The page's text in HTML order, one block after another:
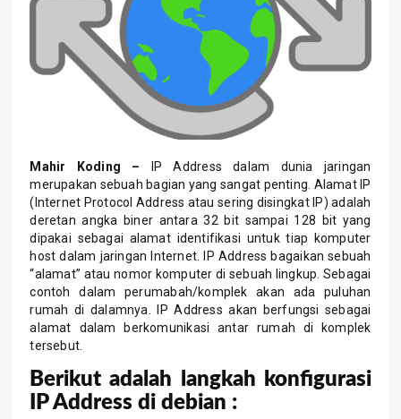
Mahir Koding – IP Address dalam dunia jaringan
merupakan sebuah bagian yang sangat penting. Alamat IP
(Internet Protocol Address atau sering disingkat IP) adalah
deretan angka biner antara 32 bit sampai 128 bit yang
dipakai sebagai alamat identifikasi untuk tiap komputer
host dalam jaringan Internet. IP Address bagaikan sebuah
“alamat” atau nomor komputer di sebuah lingkup. Sebagai
contoh dalam perumabah/komplek akan ada puluhan
rumah di dalamnya. IP Address akan berfungsi sebagai
alamat dalam berkomunikasi antar rumah di komplek
tersebut.
Berikut adalah langkah konfigurasi
IP Address di debian :